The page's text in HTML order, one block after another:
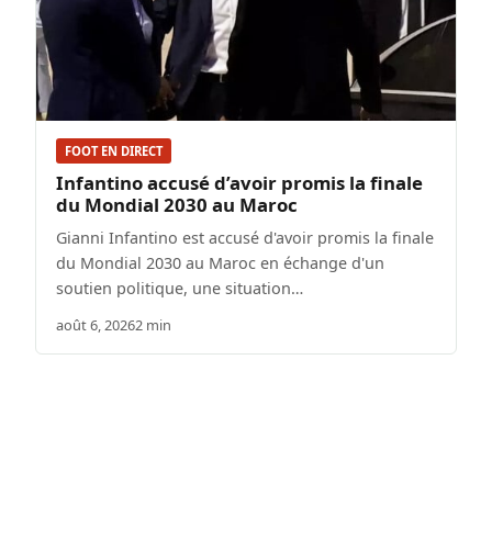
FOOT EN DIRECT
Infantino accusé d’avoir promis la finale
du Mondial 2030 au Maroc
Gianni Infantino est accusé d'avoir promis la finale
du Mondial 2030 au Maroc en échange d'un
soutien politique, une situation…
août 6, 20262 min